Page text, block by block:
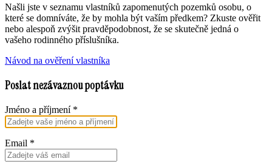
Našli jste v seznamu vlastníků zapomenutých pozemků osobu, o
které se domníváte, že by mohla být vaším předkem? Zkuste ověřit
nebo alespoň zvýšit pravděpodobnost, že se skutečně jedná o
vašeho rodinného příslušníka.
Návod na ověření vlastníka
Poslat nezávaznou poptávku
Jméno a příjmení *
Email *